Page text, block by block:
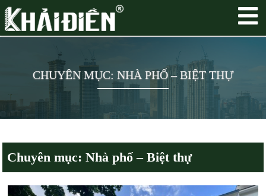
CHUYÊN MỤC: NHÀ PHỐ – BIỆT THỰ
Chuyên mục: Nhà phố – Biệt thự